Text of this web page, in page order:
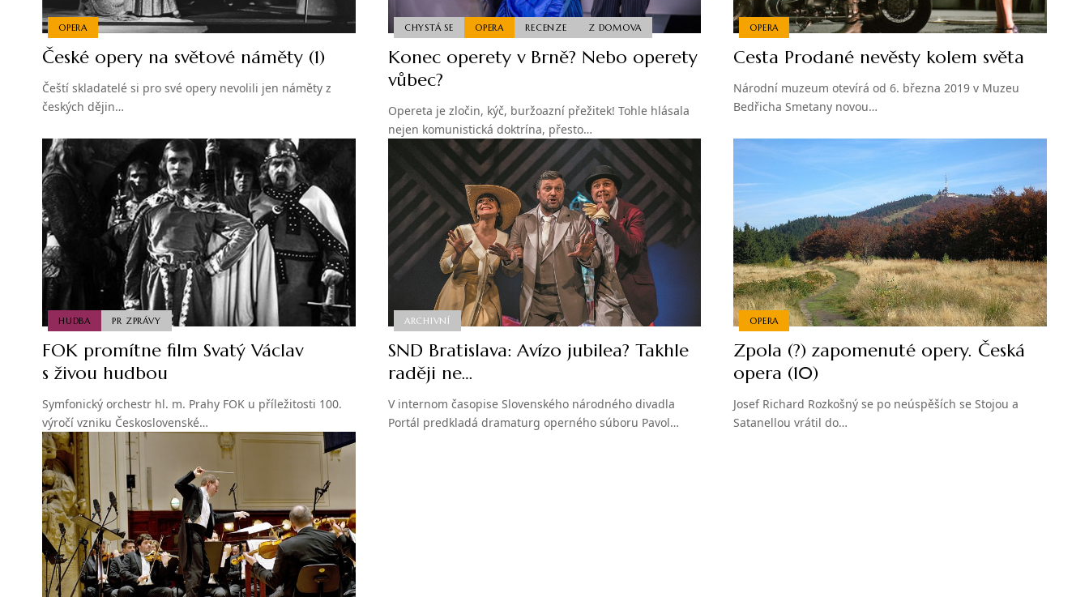
OPERA
České opery na světové náměty (1)
Čeští skladatelé si pro své opery nevolili jen náměty z
českých dějin…
CHYSTÁ SE OPERA RECENZE Z DOMOVA
Konec operety v Brně? Nebo operety
vůbec?
Opereta je zločin, kýč, buržoazní přežitek! Tohle hlásala
nejen komunistická doktrína, přesto…
OPERA
Cesta Prodané nevěsty kolem světa
Národní muzeum otevírá od 6. března 2019 v Muzeu
Bedřicha Smetany novou…
HUDBA PR ZPRÁVY
FOK promítne film Svatý Václav
s živou hudbou
Symfonický orchestr hl. m. Prahy FOK u příležitosti 100.
výročí vzniku Československé…
ARCHIVNÍ
SND Bratislava: Avízo jubilea? Takhle
raději ne…
V internom časopise Slovenského národného divadla
Portál predkladá dramaturg operného súboru Pavol…
OPERA
Zpola (?) zapomenuté opery. Česká
opera (10)
Josef Richard Rozkošný se po neúspěších se Stojou a
Satanellou vrátil do…